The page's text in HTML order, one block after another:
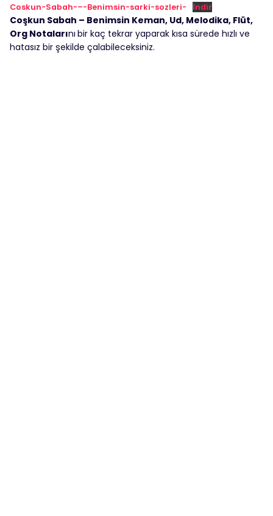
Coskun-Sabah-–-Benimsin-sarki-sozleri- İndir
Coşkun Sabah – Benimsin Keman, Ud, Melodika, Flüt,
Org Notalarını bir kaç tekrar yaparak kısa sürede hızlı ve
hatasız bir şekilde çalabileceksiniz.